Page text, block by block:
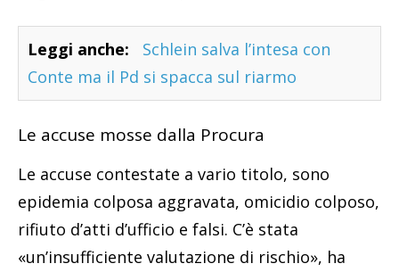
Leggi anche:
Schlein salva l’intesa con
Conte ma il Pd si spacca sul riarmo
Le accuse mosse dalla Procura
Le accuse contestate a vario titolo, sono
epidemia colposa aggravata, omicidio colposo,
rifiuto d’atti d’ufficio e falsi. C’è stata
«un’insufficiente valutazione di rischio», ha